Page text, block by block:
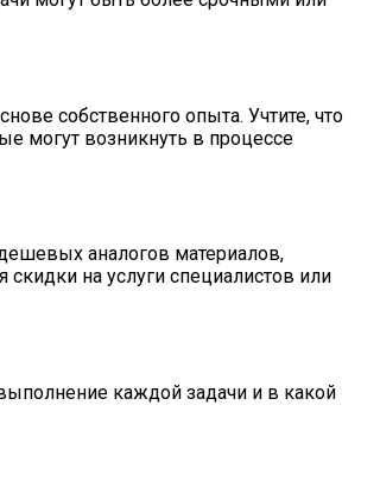
собственного опыта. Учтите, что
могут возникнуть в процессе
аналогов материалов,
на услуги специалистов или
каждой задачи и в какой